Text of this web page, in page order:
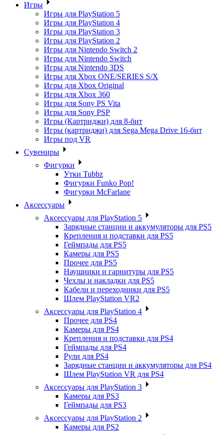
Игры
Игры для PlayStation 5
Игры для PlayStation 4
Игры для PlayStation 3
Игры для PlayStation 2
Игры для Nintendo Switch 2
Игры для Nintendo Switch
Игры для Nintendo 3DS
Игры для Xbox ONE/SERIES S/X
Игры для Xbox Original
Игры для Xbox 360
Игры для Sony PS Vita
Игры для Sony PSP
Игры (Картриджи) для 8-бит
Игры (картриджи) для Sega Mega Drive 16-бит
Игры под VR
Сувениры
Фигурки
Утки Tubbz
Фигурки Funko Pop!
Фигурки McFarlane
Аксессуары
Аксессуары для PlayStation 5
Зарядные станции и аккумуляторы для PS5
Крепления и подставки для PS5
Геймпады для PS5
Камеры для PS5
Прочее для PS5
Наушники и гарнитуры для PS5
Чехлы и накладки для PS5
Кабели и переходники для PS5
Шлем PlayStation VR2
Аксессуары для PlayStation 4
Прочее для PS4
Камеры для PS4
Крепления и подставки для PS4
Геймпады для PS4
Рули для PS4
Зарядные станции и аккумуляторы для PS4
Шлем PlayStation VR для PS4
Аксессуары для PlayStation 3
Камеры для PS3
Геймпады для PS3
Аксессуары для PlayStation 2
Камеры для PS2